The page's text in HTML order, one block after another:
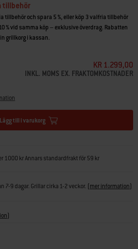
på ena sidan och ömtålig mat på den andra.
att vända och lyfta maten
flera biffar samtidigt
med WEBER CRAFTED grillredskap
tillbehör
tillbehör och spara 5 %, eller köp 3 valfria tillbehör
% vid samma köp – exklusive överdrag. Rabatten
grillkorg i kassan.
KR 1.299,00
INKL. MOMS EX. FRAKTOMKOSTNADER
Lägg till i varukorg
1000 kr Annars standardfrakt för 59 kr
7-9 dagar. Grillar cirka 1-2 veckor. (mer information)
)